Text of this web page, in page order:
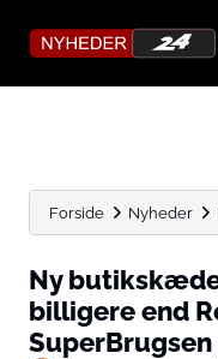
Forside Nyheder
Ny
billigere end